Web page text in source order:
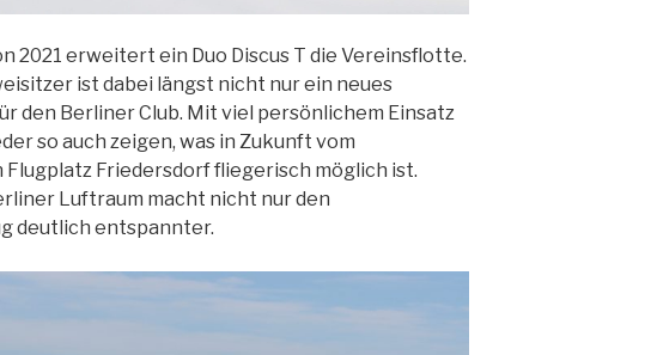
2021 erweitert ein Duo Discus T die Vereinsflotte.
ist dabei längst nicht nur ein neues
den Berliner Club. Mit viel persönlichem Einsatz
so auch zeigen, was in Zukunft vom
Friedersdorf fliegerisch möglich ist.
Luftraum macht nicht nur den
deutlich entspannter.